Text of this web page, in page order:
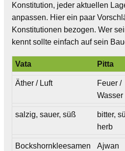
Konstitution, jeder aktuellen
anpassen. Hier ein paar
Konstitutionen bezogen. Wer
kennt sollte einfach auf sein
Vata Pitta
Äther / Luft
Feuer /
Wasser
salzig, sauer, süß
bitter,
herb
Bockshornkleesamen
Ajwan